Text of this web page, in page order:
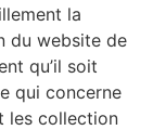
la
du website de
qu’il soit
qui concerne
les collection